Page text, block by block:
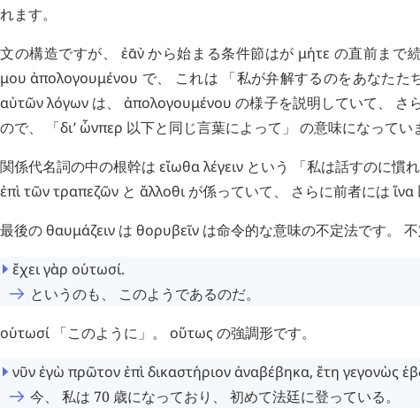
れます。
文の構造ですが、 ἐᾱ`
νから始まる条件節はが μήτε の直前まで
μου ἀπολογουμένου で、 これは 「私が弁解するのをあなたた
αὐτῶνλόγων は、 ἀπολογουμένου の様子を説明していて、 さ
ので、 「δι’ ὧνπερ 以下と同じ言葉によって」 の意味になってい
関係代名詞の中の根幹はεἴωθαλέγειν という 「私は話すのに慣
ἐπὶτῶντραπεζῶν と ἄλλοθι が係っていて、 さらに前者にはἵνα
最後の θαυμάζειν は θορυβεῖν は命令的な意味の不定法です。
ἔχειγὰρ οὑτωσί.
というのも、 このようであるのだ。
οὑτωσί 「このように」。 οὕτως の強調形です。
νῦνἐγὼ πρῶτονἐπὶδικαστήριον ἀναβέβηκα, ἔτη γεγονὼς
今、 私は 70 歳になっており、 初めて法廷に登っている。